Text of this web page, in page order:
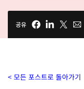
공유
모든 포스트로 돌아가기